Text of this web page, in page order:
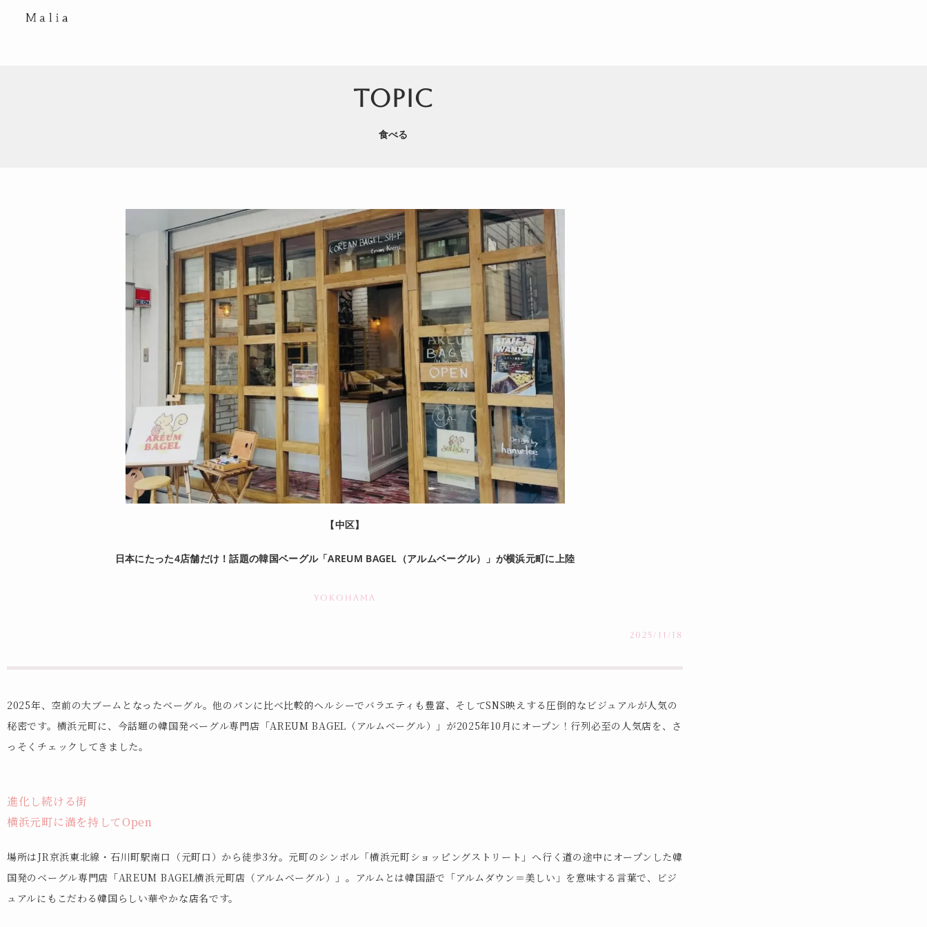
TOPIC
食べる
【中区】
日本にたった4店舗だけ！話題の韓国ベーグル「AREUM BAGEL（アルムベーグル）」が横浜元町に上陸
YOKOHAMA
2025/11/18
2025年、空前の大ブームとなったベーグル。他のパンに比べ比較的ヘルシーでバラエティも豊富、そしてSNS映えする圧倒的なビジュアルが人気の
秘密です。横浜元町に、今話題の韓国発ベーグル専門店「AREUM BAGEL（アルムベーグル）」が2025年10月にオープン！行列必至の人気店を、さ
っそくチェックしてきました。
進化し続ける街
横浜元町に満を持してOpen
場所はJR京浜東北線・石川町駅南口（元町口）から徒歩3分。元町のシンボル「横浜元町ショッピングストリート」へ行く道の途中にオープンした韓
国発のベーグル専門店「AREUM BAGEL横浜元町店（アルムベーグル）」。アルムとは韓国語で「アルムダウン＝美しい」を意味する言葉で、ビジ
ュアルにもこだわる韓国らしい華やかな店名です。